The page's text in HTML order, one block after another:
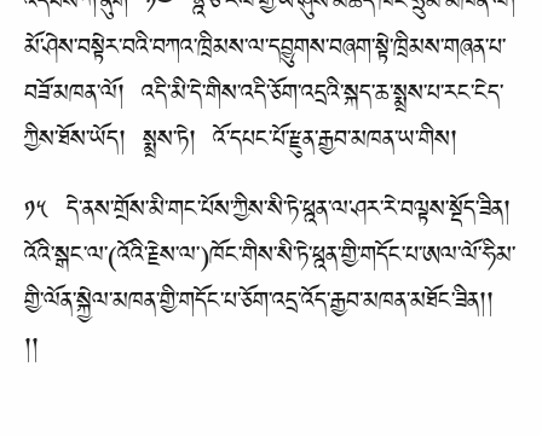
མོ་ཤེས་བསྟེར་བའི་བཀའ་ཁྲིམས་ལ་དབྱུགས་བཞག་སྟེ་ཁྲིམས་གཞན་པ་
བཟོ་མཁན་ལོ། འདི་མི་དེ་གིས་འདི་ཅོག་འདྲའི་སྐད་ཆ་སྨྲས་པ་རང་ངེད་
ཀྱིས་ཐོས་ཡོད། སྨྲས་ཏེ། འོ་དཔང་པོ་རྫུན་རྒྱབ་མཁན་ཡ་གིས།
༡༥ དེ་ནས་གྲོས་མི་གང་པོས་ཀྱིས་སི་ཏེ་ཕྰན་ལ་ཤར་རེ་བལྟས་སྡོད་ཟིན།
འོའི་སྒང་ལ་(འོའི་རྗེས་ལ་)ཁོང་གིས་སི་ཏེ་ཕྰན་གྱི་གདོང་པ་ཨལ་ལོ་ཧིམ་
གྱི་ལོན་སྐྱེལ་མཁན་གྱི་གདོང་པ་ཅོག་འདྲ་འོད་རྒྱབ་མཁན་མཐོང་ཟིན།།
།།